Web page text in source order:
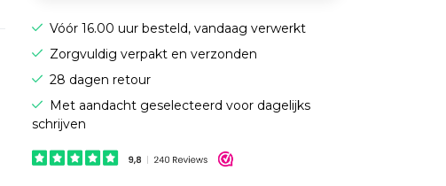
Vóór 16.00 uur besteld, vandaag verwerkt
Zorgvuldig verpakt en verzonden
28 dagen retour
Met aandacht geselecteerd voor dagelijks
schrijven